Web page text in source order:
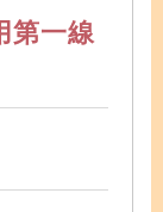
第一線